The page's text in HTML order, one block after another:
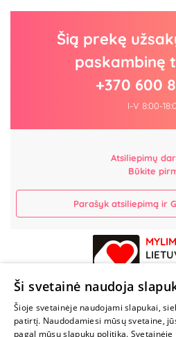
Šią prekę
paskambinę
+370 600
I-V 8:00-
Atsiliepimų
Būkite
Parašyk atsiliepimą ir
Ši svetainė naudoja
Šioje svetainėje naudojami slapukai,
patirtį. Naudodamiesi mūsų svetaine,
pagal mūsų slapukų politiką.